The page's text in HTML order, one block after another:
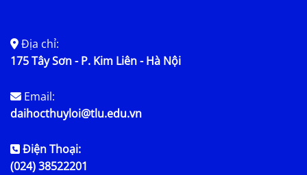
Địa chỉ:
175 Tây Sơn - P. Kim Liên - Hà Nội
Email:
daihocthuyloi@tlu.edu.vn
Điện Thoại:
(024) 38522201